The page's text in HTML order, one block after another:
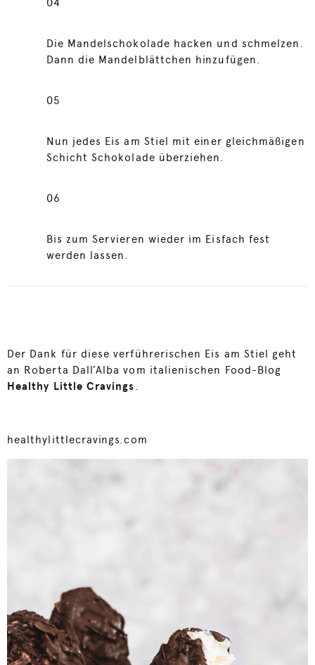
04
Die Mandelschokolade hacken und schmelzen.
Dann die Mandelblättchen hinzufügen.
05
Nun jedes Eis am Stiel mit einer gleichmäßigen
Schicht Schokolade überziehen.
06
Bis zum Servieren wieder im Eisfach fest
werden lassen.
Der Dank für diese verführerischen Eis am Stiel geht
an Roberta Dall’Alba vom italienischen Food-Blog
Healthy Little Cravings.
healthylittlecravings.com